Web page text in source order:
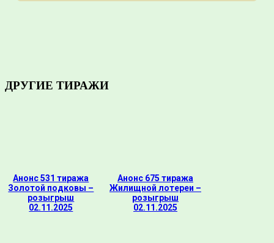
ДРУГИЕ ТИРАЖИ
Анонс 531 тиража
Золотой подковы –
розыгрыш
02.11.2025
Анонс 675 тиража
Жилищной лотереи –
розыгрыш
02.11.2025